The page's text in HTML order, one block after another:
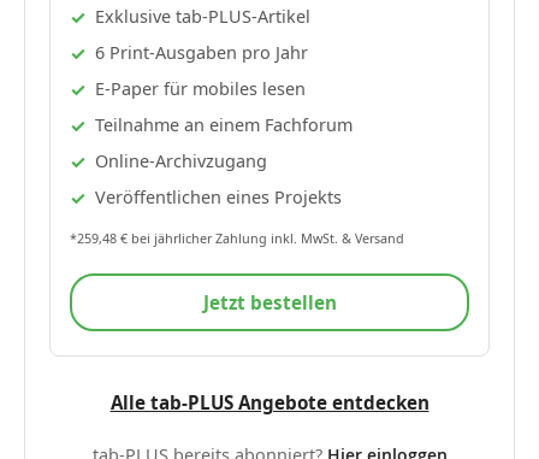
Exklusive tab-PLUS-Artikel
6 Print-Ausgaben pro Jahr
E-Paper für mobiles lesen
Teilnahme an einem Fachforum
Online-Archivzugang
Veröffentlichen eines Projekts
*259,48 € bei jährlicher Zahlung inkl. MwSt. & Versand
Jetzt bestellen
Alle tab-PLUS Angebote entdecken